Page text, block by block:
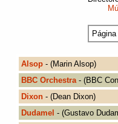
Alsop - (Marin Alsop)
BBC Orchestra- (BBC
Dixon - (Dean Dixon)
Dudamel - (Gustavo